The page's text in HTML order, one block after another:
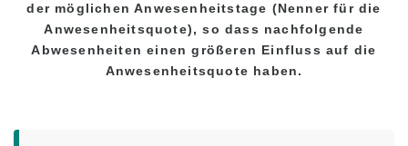
der möglichen Anwesenheitstage (Nenner für die
Anwesenheitsquote), so dass nachfolgende
Abwesenheiten einen größeren Einfluss auf die
Anwesenheitsquote haben.